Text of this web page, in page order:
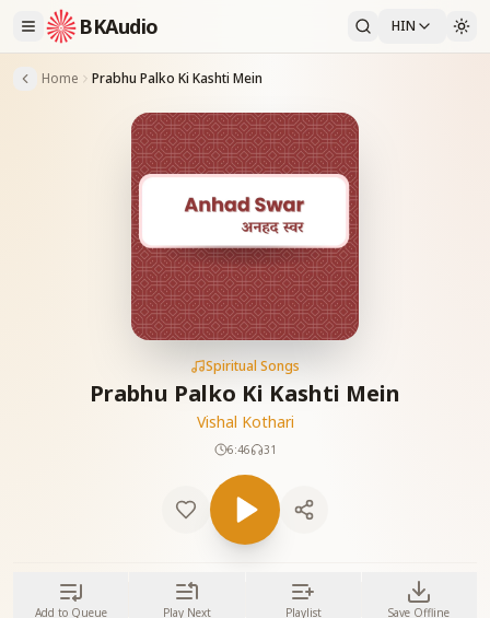
BKAudio HIN
Home Prabhu Palko Ki Kashti Mein
Spiritual Songs
Prabhu Palko Ki Kashti Mein
Vishal Kothari
6:46 31
Add to Queue Play Next Playlist Save Offline